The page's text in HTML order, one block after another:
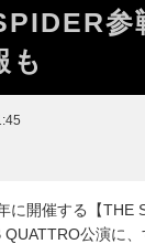
も
開催する【THE
公演に